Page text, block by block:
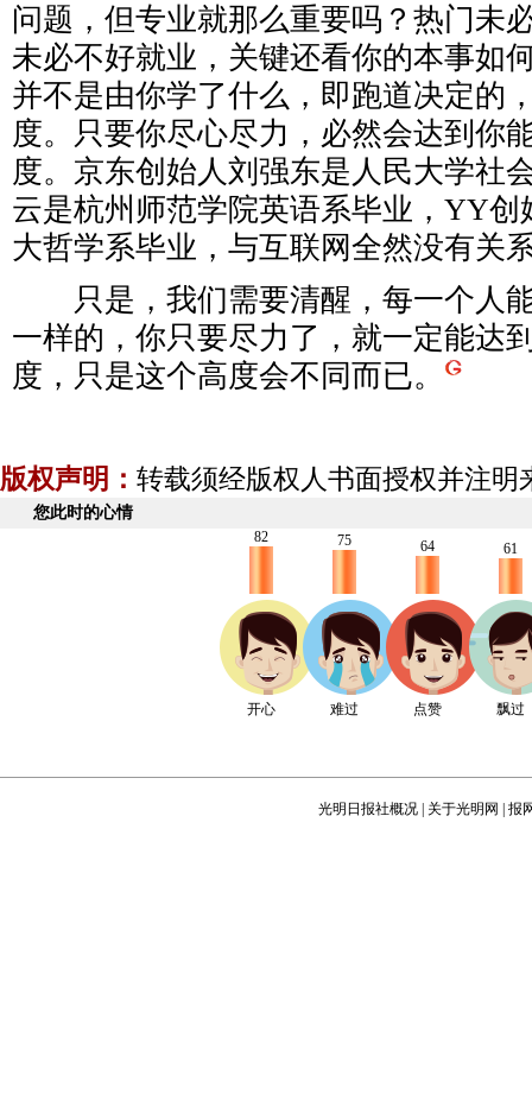
问题，但专业就那么重要吗？热门未
未必不好就业，关键还看你的本事如
并不是由你学了什么，即跑道决定的
度。只要你尽心尽力，必然会达到你
度。京东创始人刘强东是人民大学社
云是杭州师范学院英语系毕业，YY创
大哲学系毕业，与互联网全然没有关
只是，我们需要清醒，每一个人
一样的，你只要尽力了，就一定能达
度，只是这个高度会不同而已。
版权声明： 转载须经版权人书面授权并注明
您此时的心情
82
开心
75
难过
64
点赞
61
飘过
光明日报社概况 关于光明网 报